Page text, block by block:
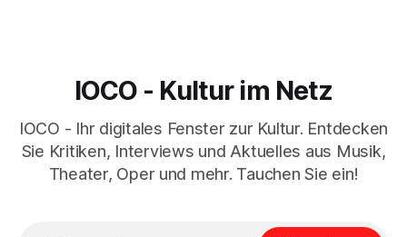
IOCO - Kultur im Netz
IOCO - Ihr digitales Fenster zur Kultur. Entdecken
Sie Kritiken, Interviews und Aktuelles aus Musik,
Theater, Oper und mehr. Tauchen Sie ein!